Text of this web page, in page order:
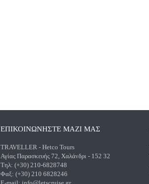
ΕΠΙΚΟΙΝΩΝΗΣΤΕ ΜΑΖΙ ΜΑΣ
TRAVELLER - Hetco Tours
Αγίας Παρασκευής 72, Χαλάνδρι - 152 32
Τηλ: (+30) 210-6828748
Φαξ: (+30) 210 6828246